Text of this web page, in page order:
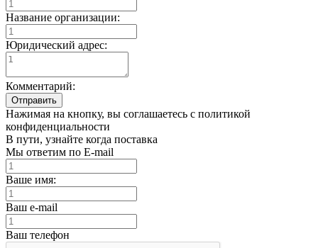
Название организации:
Юридический адрес:
Комментарий:
Отправить
Нажимая на кнопку, вы соглашаетесь с политикой
конфиденциальности
В пути, узнайте когда поставка
Мы ответим по E-mail
Ваше имя:
Ваш e-mail
Ваш телефон